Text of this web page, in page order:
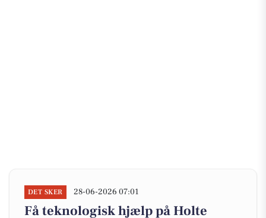
DET SKER 28-06-2026 07:01
Få teknologisk hjælp på Holte